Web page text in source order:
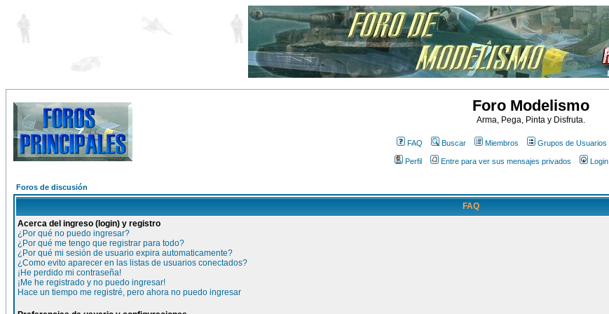
Foro Modelismo
Arma, Pega, Pinta y Disfruta.
FAQ Buscar Miembros Grupos de Usuarios
Perfil Entre para ver sus mensajes privados Login
Foros de discusión
FAQ
Acerca del ingreso (login) y registro
¿Por qué no puedo ingresar?
¿Por qué me tengo que registrar para todo?
¿Por qué mi sesión de usuario expira automaticamente?
¿Como evito aparecer en las listas de usuarios conectados?
¡He perdido mi contraseña!
¡Me he registrado y no puedo ingresar!
Hace un tiempo me registré, pero ahora no puedo ingresar